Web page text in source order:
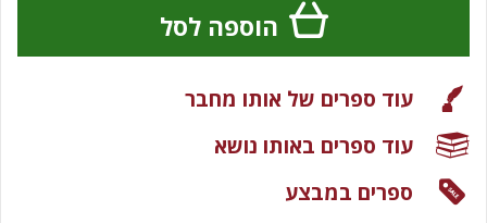
הוספה לסל
עוד ספרים של אותו מחבר
עוד ספרים באותו נושא
ספרים במבצע